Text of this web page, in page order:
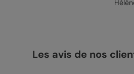
Les avis de nos